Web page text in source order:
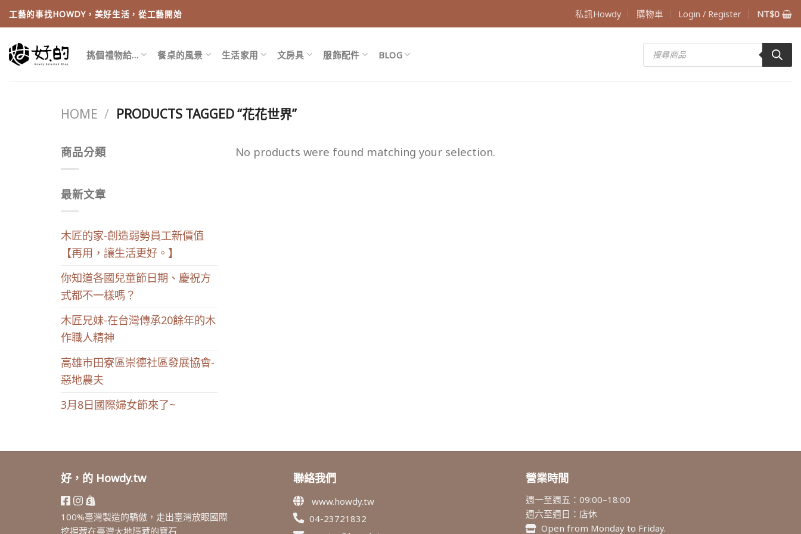
Skip
to
content
工藝的事找HOWDY，美好生活，從工藝開始 私訊Howdy 購物車 Login / Register NT$0
挑個禮物給… 餐桌的風景 生活家用 文房具 服飾配件 BLOG
Products
search
HOME / PRODUCTS TAGGED “花花世界”
商品分類
最新文章
木匠的家-創造弱勢員工新價值
【再用，讓生活更好。】
你知道各國兒童節日期、慶祝方
式都不一樣嗎？
木匠兄妹-在台灣傳承20餘年的木
作職人精神
高雄市田寮區崇德社區發展協會-
惡地農夫
3月8日國際婦女節來了~
No products were found matching your selection.
好，的 Howdy.tw
100%臺灣製造的驕傲，走出臺灣放眼國際
挖掘藏在臺灣大地隱藏的寶石
聯絡我們
www.howdy.tw
04-23721832
營業時間
週一至週五：09:00–18:00
週六至週日：店休
Open from Monday to Friday.